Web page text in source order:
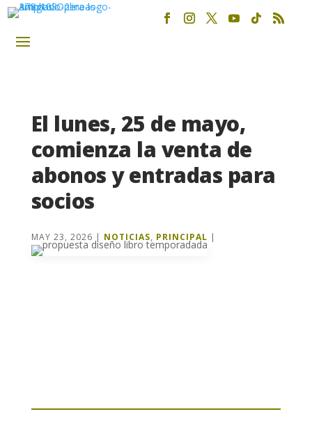
El lunes, 25 de mayo,
comienza la venta de
abonos y entradas para
socios
MAY 23, 2026 | NOTICIAS, PRINCIPAL |